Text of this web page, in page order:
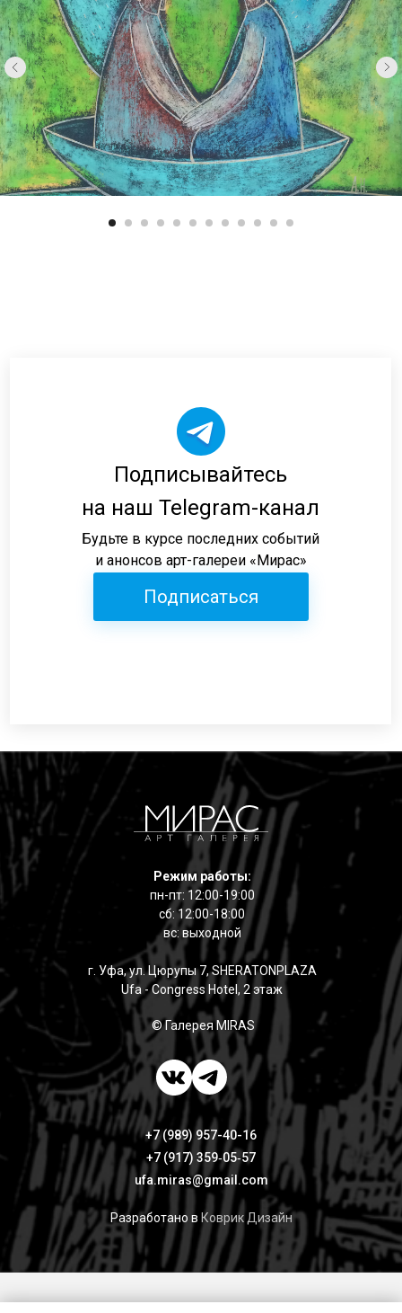
Подписывайтесь
на наш Telegram-канал
Будьте в курсе последних событий
и анонсов арт-галереи «Мирас»
Подписаться
Режим работы:
пн-пт: 12:00-19:00
сб: 12:00-18:00
вс: выходной
г. Уфа, ул. Цюрупы 7, SHERATONPLAZA
Ufa - Congress Hotel, 2 этаж
© Галерея MIRAS
Разработано в Коврик Дизайн
+7 (989) 957-40-16
+7 (917) 359‑05‑57
ufa.miras@gmail.com